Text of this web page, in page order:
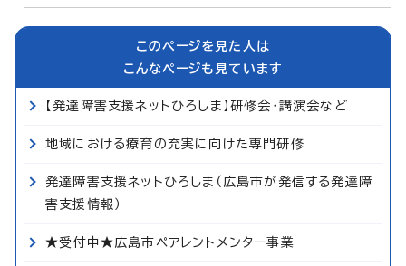
このページを見た人は
こんなページも見ています
【発達障害支援ネットひろしま】研修会・講演会など
地域における療育の充実に向けた専門研修
発達障害支援ネットひろしま（広島市が発信する発達障
害支援情報）
★受付中★広島市ペアレントメンター事業